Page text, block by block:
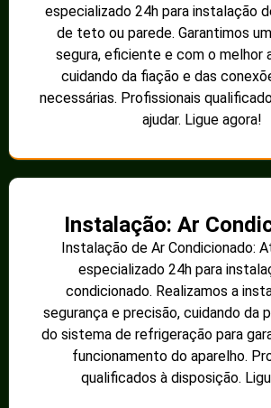
especializado 24h para instalação
de teto ou parede. Garantimos
segura, eficiente e com o melhor
cuidando da fiação e das
necessárias. Profissionais
ajudar. Ligue agora!
Instalação: Ar
Instalação de Ar Condicionado:
especializado 24h para
condicionado. Realizamos a
segurança e precisão, cuidando da
do sistema de refrigeração para
funcionamento do aparelho.
qualificados à disposição.